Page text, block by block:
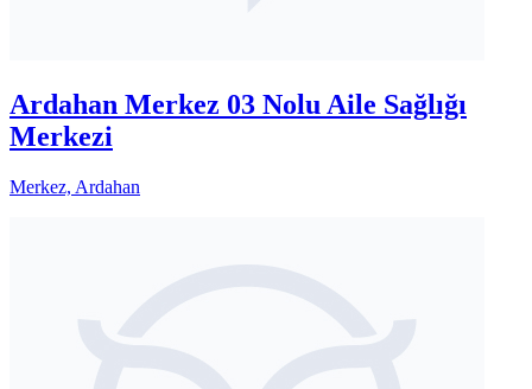
Ardahan Merkez 03 Nolu Aile Sağlığı
Merkezi
Merkez, Ardahan